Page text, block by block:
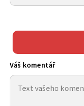
Váš komentář